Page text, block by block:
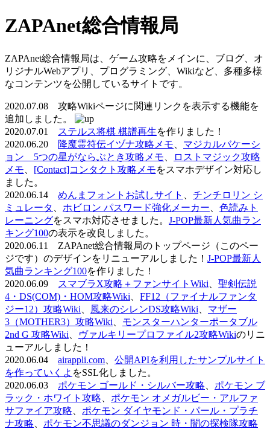
ZAPAnet総合情報局
ZAPAnet総合情報局は、ゲーム攻略をメインに、ブログ、オ
リジナルWebアプリ、プログラミング、Wikiなど、多種多様
なコンテンツを公開しているサイトです。
2020.07.08 攻略Wikiページに関連リンクを表示する機能を
追加しました。
2020.07.01
ステルス将棋 棋譜再生を作りました！
2020.06.20
降魔霊符伝イヅナ攻略メモ
マジカルバケーシ
ョン 5つの星がならぶとき攻略メモ
ロストマジック攻略
メモ
[Contact]コンタクト攻略メモをスマホデザイン対応し
ました。
2020.06.14 めんまフォントお試しサイト
チンチロリン シ
ミュレータ
ホビロン パスワード強化メーカー
色読みト
レーニングをスマホ対応させました。 J-POP最新人気曲ラン
キング100の表示を改良しました。
2020.06.11 ZAPAnet総合情報局のトップページ（このペー
ジです）のデザインをリニューアルしました！ J-POP最新人
気曲ランキング100を作りました！
2020.06.09
スマブラX攻略＋ファンサイトWiki
聖剣伝説
4・DS(COM)・HOM攻略Wiki
FF12（ファイナルファンタ
ジー12）攻略Wiki
風来のシレンDS攻略Wiki
マザー
3（MOTHER3）攻略Wiki
モンスターハンターポータブル
2nd G 攻略Wiki
ヴァルキリープロファイル2攻略Wikiのリニ
ューアルしました！
2020.06.04 airappli.com
公開APIを利用したサンプルサイト
を作っていくよ をSSL化しました。
2020.06.03 ポケモン ゴールド・シルバー攻略
ポケモン ブ
ラック・ホワイト攻略
ポケモン オメガルビー・アルファ
サファイア攻略
ポケモン ダイヤモンド・パール・プラチ
ナ攻略
ポケモン不思議のダンジョン 時・闇の探検隊攻略